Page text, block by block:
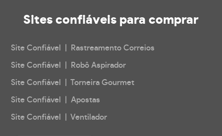
Sites confiáveis para comprar
Site Confiável | Rastreamento Correios
Site Confiável | Robô Aspirador
Site Confiável | Torneira Gourmet
Site Confiável | Apostas
Site Confiável | Ventilador